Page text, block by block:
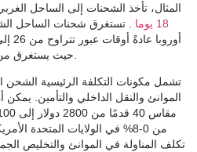
المثال، تأخذ الشحنات إلى الساحل
18 يوما
تشمل مكونات التكلفة الرئيسية الشحن
الموانئ والنقل الداخلي والتأمين.